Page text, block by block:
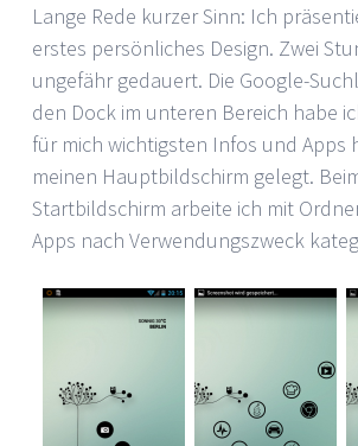
Lange Rede kurzer Sinn: Ich
erstes persönliches Design. Zwei
ungefähr gedauert. Die Google-
den Dock im unteren Bereich habe
für mich wichtigsten Infos und Apps
meinen Hauptbildschirm gelegt.
Startbildschirm arbeite ich mit
Apps nach Verwendungszweck